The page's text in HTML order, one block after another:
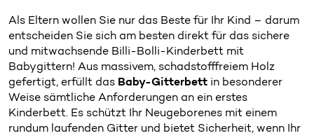
Als Eltern wollen Sie nur das Beste für Ihr Kind – darum
entscheiden Sie sich am besten direkt für das sichere
und mitwachsende Billi-Bolli-Kinderbett mit
Babygittern! Aus massivem, schadstofffreiem Holz
gefertigt, erfüllt das Baby-Gitterbettin besonderer
Weise sämtliche Anforderungen an ein erstes
Kinderbett. Es schützt Ihr Neugeborenes mit einem
rundum laufenden Gitter und bietet Sicherheit, wenn Ihr